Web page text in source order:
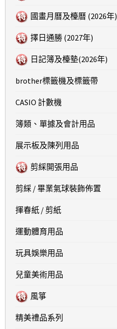
國畫月曆及檯曆 (2026年)
擇日通勝 (2027年)
日記簿及檯墊(2026年)
brother標籤機及標籤帶
CASIO 計數機
簿類、單據及會計用品
展示板及陳列用品
剪綵開張用品
剪綵 / 畢業氣球裝飾佈置
揮春紙 / 剪紙
運動體育用品
玩具娛樂用品
兒童美術用品
風箏
精美禮品系列